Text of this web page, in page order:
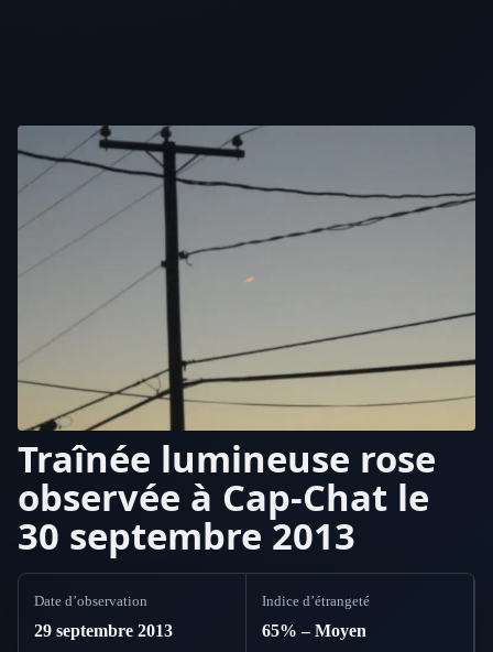
Traînée lumineuse rose
observée à Cap-Chat le
30 septembre 2013
Date d’observation
29 septembre 2013
Indice d’étrangeté
65% – Moyen